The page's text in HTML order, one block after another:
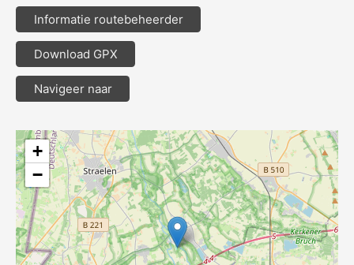
Informatie routebeheerder
Download GPX
Navigeer naar
+
−